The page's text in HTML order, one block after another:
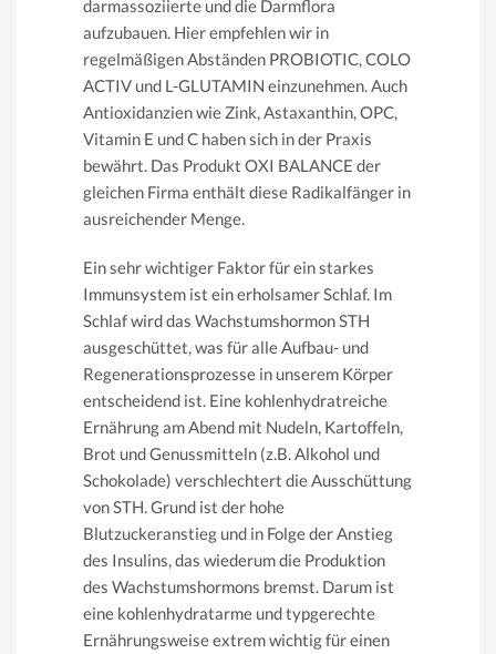
darmassoziierte und die Darmflora
aufzubauen. Hier empfehlen wir in
regelmäßigen Abständen PROBIOTIC, COLO
ACTIV und L-GLUTAMIN einzunehmen. Auch
Antioxidanzien wie Zink, Astaxanthin, OPC,
Vitamin E und C haben sich in der Praxis
bewährt. Das Produkt OXI BALANCE der
gleichen Firma enthält diese Radikalfänger in
ausreichender Menge.
Ein sehr wichtiger Faktor für ein starkes
Immunsystem ist ein erholsamer Schlaf. Im
Schlaf wird das Wachstumshormon STH
ausgeschüttet, was für alle Aufbau- und
Regenerationsprozesse in unserem Körper
entscheidend ist. Eine kohlenhydratreiche
Ernährung am Abend mit Nudeln, Kartoffeln,
Brot und Genussmitteln (z.B. Alkohol und
Schokolade) verschlechtert die Ausschüttung
von STH. Grund ist der hohe
Blutzuckeranstieg und in Folge der Anstieg
des Insulins, das wiederum die Produktion
des Wachstumshormons bremst. Darum ist
eine kohlenhydratarme und typgerechte
Ernährungsweise extrem wichtig für einen